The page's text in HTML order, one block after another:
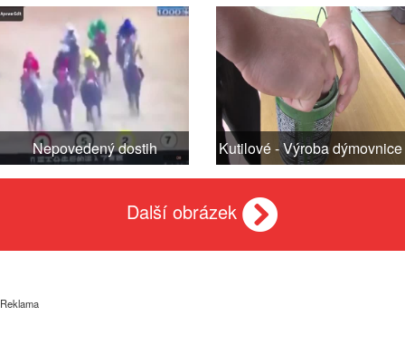
Nepovedený dostih Kutilové - Výroba dýmovnice
Další obrázek
Reklama